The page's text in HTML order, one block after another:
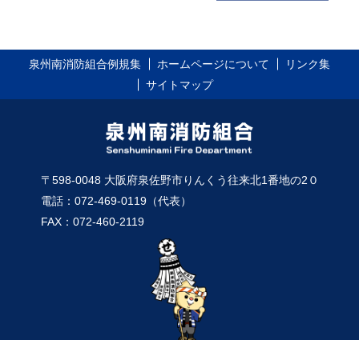
泉州南消防組合例規集 ホームページについて
リンク集
サイトマップ
〒598-0048 大阪府泉佐野市りんくう往来北1番地の2０
電話：072-469-0119（代表）
FAX：072-460-2119